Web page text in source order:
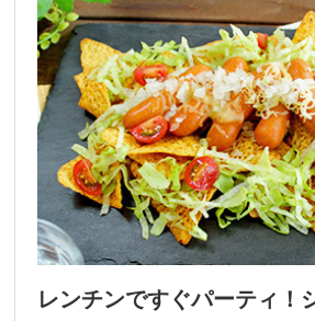
レンチンですぐパーティ！